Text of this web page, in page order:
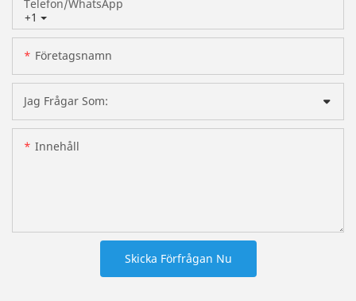
+1
Telefon/whatsApp
Företagsnamn
Jag Frågar Som:
Innehåll
Skicka Förfrågan Nu